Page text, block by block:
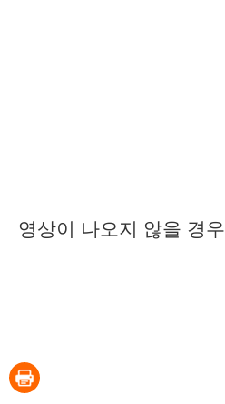
영상이 나오지 않을 경우